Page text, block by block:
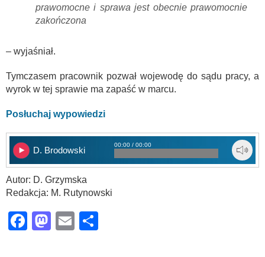
prawomocne i sprawa jest obecnie prawomocnie
zakończona
– wyjaśniał.
Tymczasem pracownik pozwał wojewodę do sądu pracy, a
wyrok w tej sprawie ma zapaść w marcu.
Posłuchaj wypowiedzi
D. Brodowski
00:00 / 00:00
Autor: D. Grzymska
Redakcja: M. Rutynowski
Facebook
Mastodon
Email